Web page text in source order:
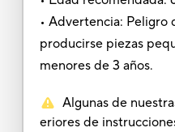
• Advertencia: Peligro
producirse piezas
menores de 3 años.
Algunas de
eriores de